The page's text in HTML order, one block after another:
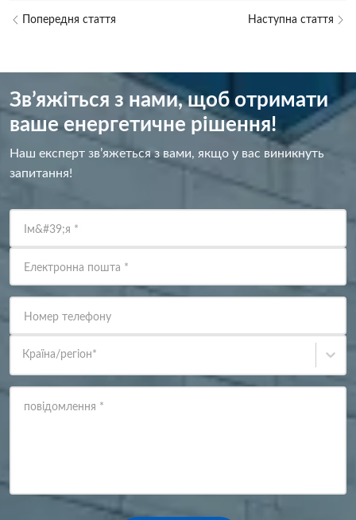
Попередня стаття Наступна стаття
Зв’яжіться з нами, щоб отримати
ваше енергетичне рішення!
Наш експерт зв’яжеться з вами, якщо у вас виникнуть
запитання!
Ім&#39;я *
Електронна пошта *
Номер телефону
Країна/регіон*
повідомлення *